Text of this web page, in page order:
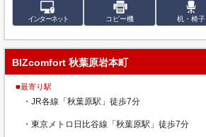
インターネット コピー機 机・椅子
BIZcomfort 秋葉原岩本町
■最寄り駅
・JR各線「秋葉原駅」徒歩7分
・東京メトロ日比谷線「秋葉原駅」徒歩7分